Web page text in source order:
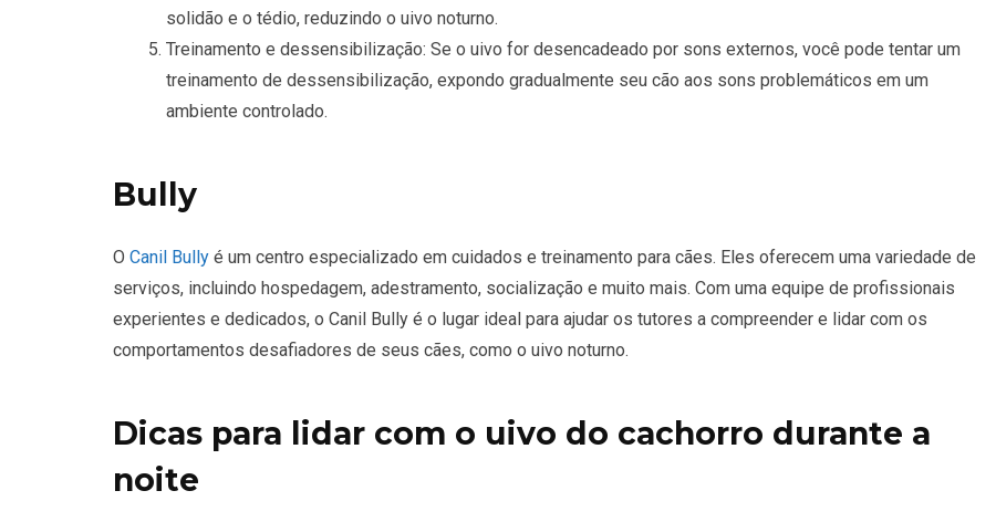
solidão e o tédio, reduzindo o uivo noturno.
Treinamento e dessensibilização: Se o uivo for desencadeado por sons externos, você pode tentar um
treinamento de dessensibilização, expondo gradualmente seu cão aos sons problemáticos em um
ambiente controlado.
Bully
O Canil Bully é um centro especializado em cuidados e treinamento para cães. Eles oferecem uma variedade de
serviços, incluindo hospedagem, adestramento, socialização e muito mais. Com uma equipe de profissionais
experientes e dedicados, o Canil Bully é o lugar ideal para ajudar os tutores a compreender e lidar com os
comportamentos desafiadores de seus cães, como o uivo noturno.
Dicas para lidar com o uivo do cachorro durante a
noite